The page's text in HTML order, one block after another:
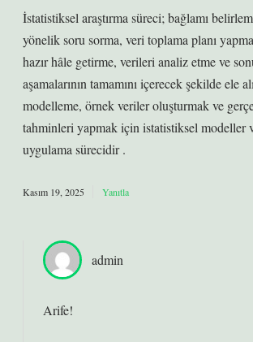
İstatistiksel araştırma süreci; bağlamı
yönelik soru sorma, veri toplama planı
hazır hâle getirme, verileri analiz etme ve
aşamalarının tamamını içerecek şekilde ele
modelleme, örnek veriler oluşturmak ve
tahminleri yapmak için istatistiksel modeller
uygulama sürecidir .
Kasım 19, 2025 Yanıtla
admin
Arife!